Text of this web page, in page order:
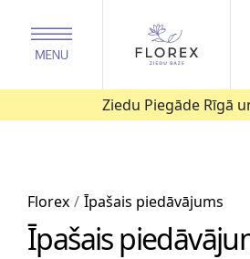
Ziedu Piegāde Rīgā
Florex Īpašais piedāvājums
Īpašais